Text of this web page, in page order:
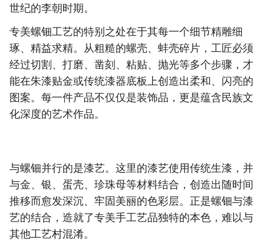
世纪的李朝时期。
专美螺钿工艺的特别之处在于其每一个细节精雕细
琢、精益求精。从粗糙的螺壳、蚌壳碎片，工匠必须
经过切割、打磨、凿刻、粘贴、抛光等多个步骤，才
能在朱漆贴金或传统漆器底板上创造出柔和、闪亮的
图案。每一件产品不仅仅是装饰品，更是蕴含民族文
化深度的艺术作品。
与螺钿并行的是漆艺。这里的漆艺使用传统生漆，并
与金、银、蛋壳、珍珠母等材料结合，创造出随时间
推移而愈发深沉、牢固美丽的色彩层。正是螺钿与漆
艺的结合，造就了专美手工艺品独特的本色，难以与
其他工艺村混淆。